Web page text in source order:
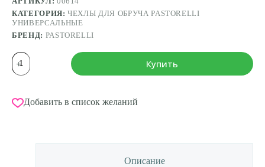
КАТЕГОРИЯ:ЧЕХЛЫ ДЛЯ ОБРУЧА PASTORELLI
УНИВЕРСАЛЬНЫЕ
БРЕНД: PASTORELLI
Количество
товара
Чехол
обруча
PASTORELLI
Купить
Добавить в список желаний
Описание